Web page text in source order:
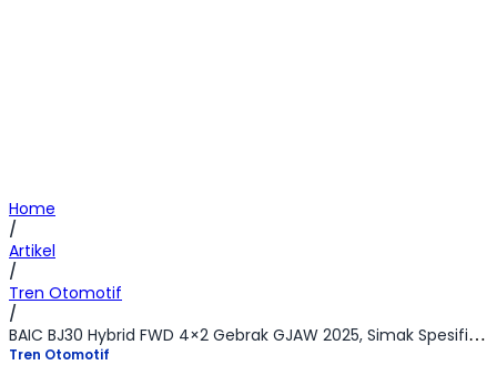
Home
/
Artikel
/
Tren Otomotif
/
BAIC BJ30 Hybrid FWD 4×2 Gebrak GJAW 2025, Simak Spesifikasinya!
Tren Otomotif